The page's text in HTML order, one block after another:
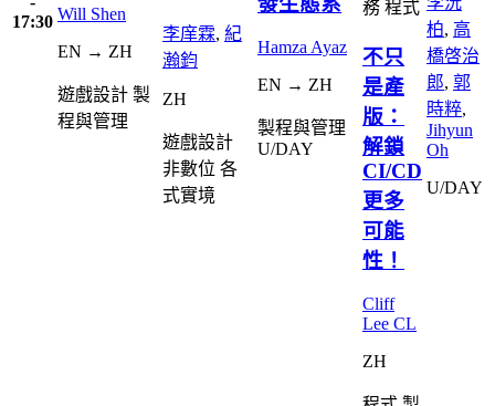
17:30 Will Shen
EN → ZH
遊戲設計 製
程與管理
李庠霖, 紀
瀚鈞
ZH
遊戲設計
非數位 各
式實境
Hamza Ayaz
EN → ZH
製程與管理
U/DAY
務 程式
不只
是產
版：
解鎖
CI/CD
更多
可能
性！
Cliff
Lee CL
ZH
柏, 高
橋啓治
郎, 郭
時粹,
Jihyun
Oh
U/DAY